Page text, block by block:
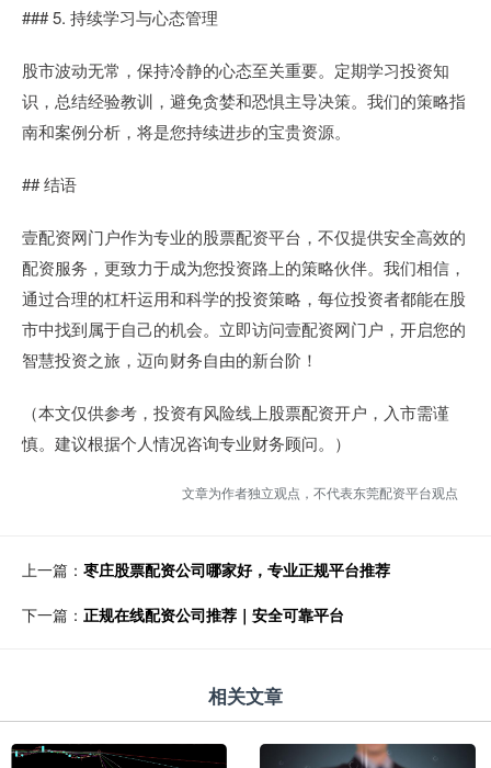
### 5. 持续学习与心态管理
股市波动无常，保持冷静的心态至关重要。定期学习投资知
识，总结经验教训，避免贪婪和恐惧主导决策。我们的策略指
南和案例分析，将是您持续进步的宝贵资源。
## 结语
壹配资网门户作为专业的股票配资平台，不仅提供安全高效的
配资服务，更致力于成为您投资路上的策略伙伴。我们相信，
通过合理的杠杆运用和科学的投资策略，每位投资者都能在股
市中找到属于自己的机会。立即访问壹配资网门户，开启您的
智慧投资之旅，迈向财务自由的新台阶！
（本文仅供参考，投资有风险线上股票配资开户，入市需谨
慎。建议根据个人情况咨询专业财务顾问。）
文章为作者独立观点，不代表东莞配资平台观点
上一篇： 枣庄股票配资公司哪家好，专业正规平台推荐
下一篇： 正规在线配资公司推荐｜安全可靠平台
相关文章